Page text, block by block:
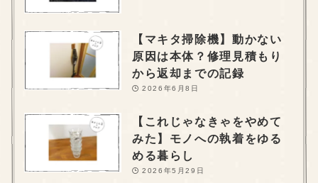
【マキタ掃除機】動かない
原因は本体？修理見積もり
から返却までの記録
2026年6月8日
【これじゃなきゃをやめて
みた】モノへの執着をゆる
める暮らし
2026年5月29日